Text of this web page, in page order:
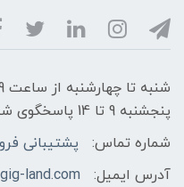
پنجشنبه 9 تا 14 پاسخگوی شما هستیم.
شماره تماس:
پشتیبانی فروش :
آدرس ایمیل:
land.com